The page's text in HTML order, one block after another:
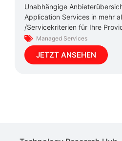
Unabhängige
Application Services in mehr
/Servicekriterien für Ihre
Managed Services
JETZT ANSEHEN